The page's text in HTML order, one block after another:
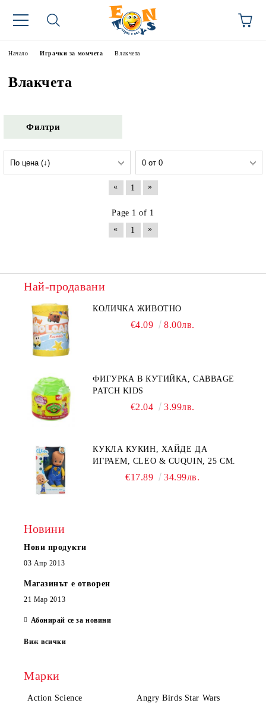
Начало Играчки за момчета Влакчета
Влакчета
Филтри
« 1 »
Page 1 of 1
«
1 »
Най-продавани
КОЛИЧКА ЖИВОТНО
€4.09 8.00лв.
ФИГУРКА В КУТИЙКА, CABBAGE
PATCH KIDS
€2.04 3.99лв.
КУКЛА КУКИН, ХАЙДЕ ДА
ИГРАЕМ, CLEO & CUQUIN, 25 СМ.
€17.89 34.99лв.
Новини
Нови продукти
03 Апр 2013
Магазинът е отворен
21 Мар 2013
Абонирай се за новини
Виж всички
Марки
Action Science Angry Birds Star Wars